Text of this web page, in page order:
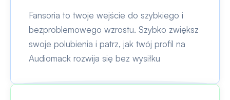
Fansoria to twoje wejście do szybkiego i
bezproblemowego wzrostu. Szybko zwiększ
swoje polubienia i patrz, jak twój profil na
Audiomack rozwija się bez wysiłku